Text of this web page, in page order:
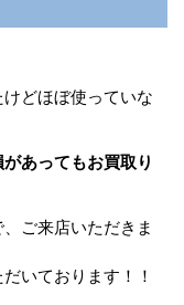
どほぼ使っていな
あってもお買取り
ご来店いただきま
いております！！